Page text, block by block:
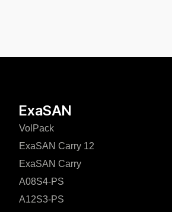
ExaSAN
VolPack
ExaSAN Carry 12
ExaSAN Carry
A08S4-PS
A12S3-PS